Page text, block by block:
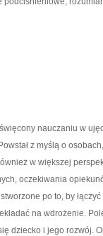
nauczaniu w
z myślą o
w większej
oczekiwania
po to, by
na wdrożenie.
dziecko i jego rozwój.